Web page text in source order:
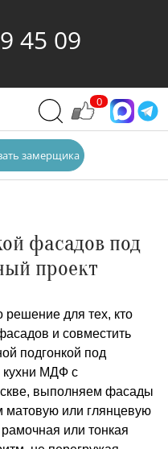
45 09
0
замерщика
фасадов под
проект
решение для тех, кто
и совместить
подгонкой под
кухни МДФ с
выполняем фасады
матовую или глянцевую
или тонкая